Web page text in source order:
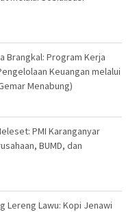
Brangkal: Program Kerja
Keuangan melalui
Menabung)
PMI Karanganyar
BUMD, dan
Lereng Lawu: Kopi Jenawi